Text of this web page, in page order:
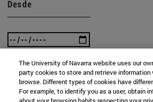
Desde
Hasta
The University of Navarra website uses our
party cookies to store and retrieve information
browse. Different types of cookies have
For example, to identify you as a user, obtain